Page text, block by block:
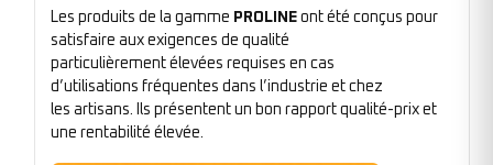
Les produits de la gamme PROLINE ont été conçus pour
satisfaire aux exigences de qualité
particulièrement élevées requises en cas
d’utilisations fréquentes dans l’industrie et chez
les artisans. Ils présentent un bon rapport qualité-prix et
une rentabilité élevée.